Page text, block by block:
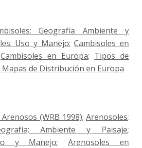
Geografía Ambiente y
Uso y Manejo;Cambisoles en
Cambisoles en Europa; Tipos de
Mapas de Distribución en Europa
(WRB 1998);Arenosoles;
Ambiente y Paisaje;
y Manejo;Arenosoles en